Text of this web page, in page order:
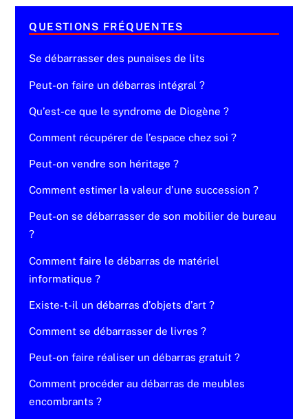
QUESTIONS FRÉQUENTES
Se débarrasser des punaises de lits
Peut-on faire un débarras intégral ?
Qu’est-ce que le syndrome de Diogène ?
Comment récupérer de l’espace chez soi ?
Peut-on vendre son héritage ?
Comment estimer la valeur d’une succession ?
Peut-on se débarrasser de son mobilier de bureau
?
Comment faire le débarras de matériel
informatique ?
Existe-t-il un débarras d’objets d’art ?
Comment se débarrasser de livres ?
Peut-on faire réaliser un débarras gratuit ?
Comment procéder au débarras de meubles
encombrants ?